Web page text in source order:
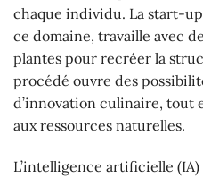
chaque individu. La start-
ce domaine, travaille avec
plantes pour recréer la
procédé ouvre des
d’innovation culinaire, tout
aux ressources naturelles.
L’intelligence artificielle (IA)